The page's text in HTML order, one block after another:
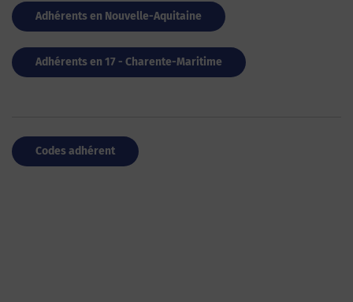
Adhérents en Nouvelle-Aquitaine
Adhérents en 17 - Charente-Maritime
Codes adhérent